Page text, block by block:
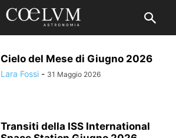
Cielo del Mese di Giugno 2026
Lara Fossi - 31 Maggio 2026
Transiti della ISS International